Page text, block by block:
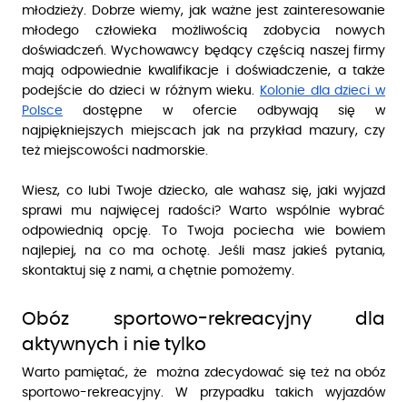
młodzieży. Dobrze wiemy, jak ważne jest zainteresowanie
młodego człowieka możliwością zdobycia nowych
doświadczeń. Wychowawcy będący częścią naszej firmy
mają odpowiednie kwalifikacje i doświadczenie, a także
podejście do dzieci w różnym wieku. Kolonie dla dzieci w
Polsce dostępne w ofercie odbywają się w
najpiękniejszych miejscach jak na przykład mazury, czy
też miejscowości nadmorskie.
Wiesz, co lubi Twoje dziecko, ale wahasz się, jaki wyjazd
sprawi mu najwięcej radości? Warto wspólnie wybrać
odpowiednią opcję. To Twoja pociecha wie bowiem
najlepiej, na co ma ochotę. Jeśli masz jakieś pytania,
skontaktuj się z nami, a chętnie pomożemy.
Obóz sportowo-rekreacyjny dla
aktywnych i nie tylko
Warto pamiętać, że można zdecydować się też na obóz
sportowo-rekreacyjny. W przypadku takich wyjazdów